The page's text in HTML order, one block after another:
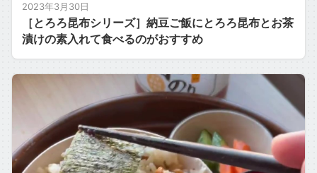
2023年3月30日
［とろろ昆布シリーズ］納豆ご飯にとろろ昆布とお茶
漬けの素入れて食べるのがおすすめ